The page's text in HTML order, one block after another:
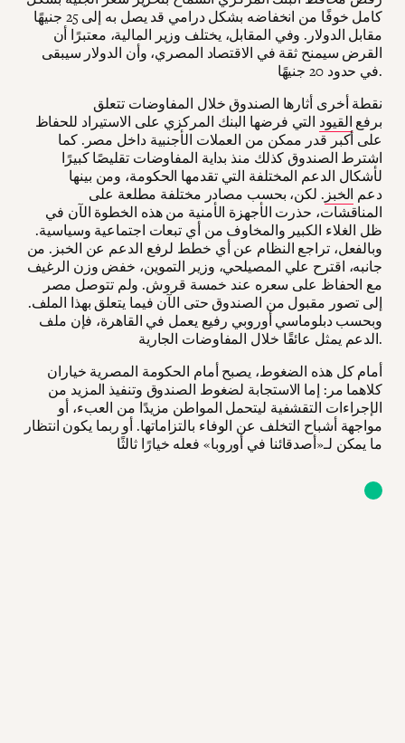
كامل خوفًا من انخفاضه بشكل درامي قد يصل به إلى 25 جنيهًا
مقابل الدولار. وفي المقابل، يختلف وزير المالية، معتبرًا أن
القرض سيمنح ثقة في الاقتصاد المصري، وأن الدولار سيبقى
في حدود 20 جنيهًا.
نقطة أخرى أثارها الصندوق خلال المفاوضات تتعلق
برفع القيود التي فرضها البنك المركزي على الاستيراد للحفاظ
على أكبر قدر ممكن من العملات الأجنبية داخل مصر. كما
اشترط الصندوق كذلك منذ بداية المفاوضات تقليصًا كبيرًا
لأشكال الدعم المختلفة التي تقدمها الحكومة، ومن بينها
دعم الخبز . لكن، بحسب مصادر مختلفة مطلعة على
المناقشات، حذرت الأجهزة الأمنية من هذه الخطوة الآن في
ظل الغلاء الكبير والمخاوف من أي تبعات اجتماعية وسياسية.
وبالفعل، تراجع النظام عن أي خطط لرفع الدعم عن الخبز. من
جانبه، اقترح علي المصيلحي، وزير التموين، خفض وزن الرغيف
مع الحفاظ على سعره عند خمسة قروش. ولم تتوصل مصر
إلى تصور مقبول من الصندوق حتى الآن فيما يتعلق بهذا الملف.
وبحسب دبلوماسي أوروبي رفيع يعمل في القاهرة، فإن ملف
الدعم يمثل عائقًا خلال المفاوضات الجارية.
أمام كل هذه الضغوط، يصبح أمام الحكومة المصرية خياران
كلاهما مر: إما الاستجابة لضغوط الصندوق وتنفيذ المزيد من
الإجراءات التقشفية ليتحمل المواطن مزيدًا من العبء، أو
مواجهة أشباح التخلف عن الوفاء بالتزاماتها. أو ربما يكون انتظار
ما يمكن لـ«أصدقائنا في أوروبا» فعله خيارًا ثالثًا